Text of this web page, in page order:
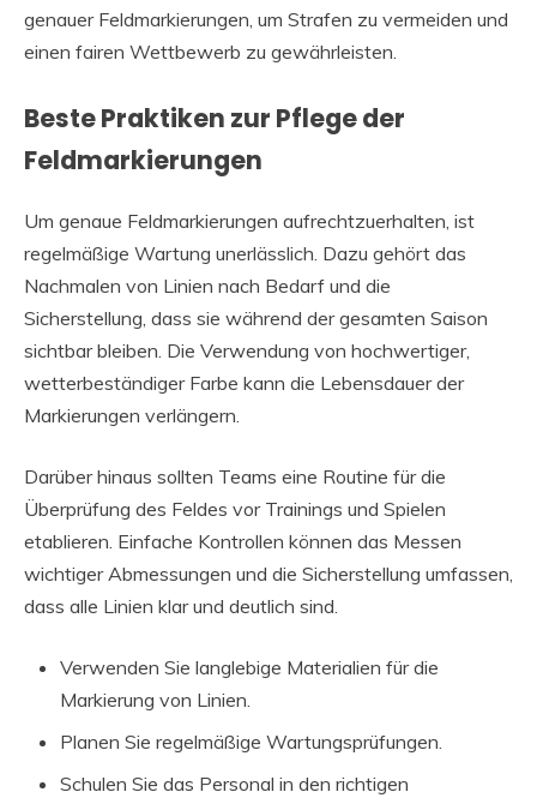
genauer Feldmarkierungen, um Strafen zu vermeiden und
einen fairen Wettbewerb zu gewährleisten.
Beste Praktiken zur Pflege der
Feldmarkierungen
Um genaue Feldmarkierungen aufrechtzuerhalten, ist
regelmäßige Wartung unerlässlich. Dazu gehört das
Nachmalen von Linien nach Bedarf und die
Sicherstellung, dass sie während der gesamten Saison
sichtbar bleiben. Die Verwendung von hochwertiger,
wetterbeständiger Farbe kann die Lebensdauer der
Markierungen verlängern.
Darüber hinaus sollten Teams eine Routine für die
Überprüfung des Feldes vor Trainings und Spielen
etablieren. Einfache Kontrollen können das Messen
wichtiger Abmessungen und die Sicherstellung umfassen,
dass alle Linien klar und deutlich sind.
Verwenden Sie langlebige Materialien für die
Markierung von Linien.
Planen Sie regelmäßige Wartungsprüfungen.
Schulen Sie das Personal in den richtigen